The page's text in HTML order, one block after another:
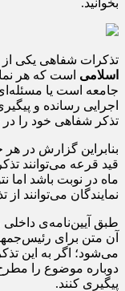
تذکرات شفاهی یکی از
اسلامی است که هر
جامعه است یا
تذکر شفاهی خود را
بنابراین گزارش در
قید قرعه می‌توانند
ماه در نوبت باشد اما
نمایندگان می‌توانند
طبق آیین‌نامه‌ی
آن متن برای
می‌شود؛ اگر به این
دوباره موضوع را
پیگیری کنند.